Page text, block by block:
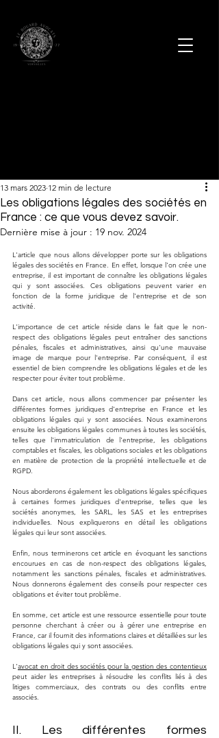
Les obligations légales des sociétés en
France : ce que vous devez savoir.
13 mars 2023 12 min de lecture
Dernière mise à jour : 19 nov. 2024
L'article que nous allons développer porte sur les obligations
légales des sociétés en France. En effet, lorsque l'on crée une
entreprise, il est important de connaître les obligations légales
qui y sont associées. Ces obligations peuvent varier en
fonction de la forme juridique de l'entreprise et de son
activité.
L'importance de cet article réside dans le fait que le non-
respect des obligations légales peut entraîner des sanctions
pénales, fiscales et administratives, ainsi qu'une mauvaise
image de marque pour l'entreprise. Par conséquent, il est
essentiel de bien comprendre les obligations légales et de les
respecter pour éviter tout problème.
Dans cet article, nous allons commencer par présenter les
différentes formes juridiques d'entreprise en France et les
obligations légales qui y sont associées. Nous examinerons
ensuite les obligations légales communes à toutes les sociétés,
telles que l'immatriculation de l'entreprise, les obligations
comptables et fiscales, les obligations sociales et les obligations
en matière de protection de la propriété intellectuelle et de
RGPD.
Nous aborderons également les obligations légales spécifiques
à certaines formes juridiques d'entreprise, telles que les
sociétés anonymes, les SARL, les SAS et les entreprises
individuelles. Nous expliquerons en détail les obligations
légales qui leur sont associées.
Enfin, nous terminerons cet article en évoquant les sanctions
encourues en cas de non-respect des obligations légales,
notamment les sanctions pénales, fiscales et administratives.
Nous donnerons également des conseils pour respecter ces
obligations et éviter tout problème.
En somme, cet article est une ressource essentielle pour toute
personne cherchant à créer ou à gérer une entreprise en
France, car il fournit des informations claires et détaillées sur les
obligations légales qui y sont associées.
L'avocat en droit des sociétés pour la gestion des contentieux
peut aider les entreprises à résoudre les conflits liés à des
litiges commerciaux, des contrats ou des conflits entre
associés.
II. Les différentes formes